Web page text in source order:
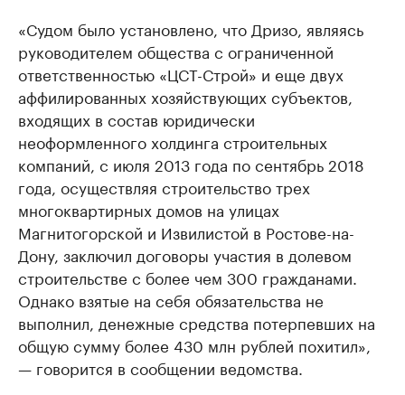
«Судом было установлено, что Дризо, являясь
руководителем общества с ограниченной
ответственностью «ЦСТ-Строй» и еще двух
аффилированных хозяйствующих субъектов,
входящих в состав юридически
неоформленного холдинга строительных
компаний, с июля 2013 года по сентябрь 2018
года, осуществляя строительство трех
многоквартирных домов на улицах
Магнитогорской и Извилистой в Ростове-на-
Дону, заключил договоры участия в долевом
строительстве с более чем 300 гражданами.
Однако взятые на себя обязательства не
выполнил, денежные средства потерпевших на
общую сумму более 430 млн рублей похитил»,
— говорится в сообщении ведомства.